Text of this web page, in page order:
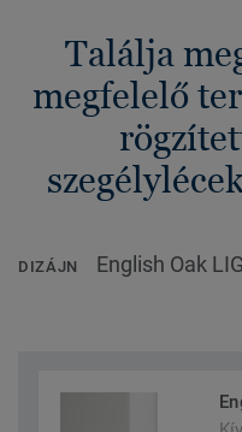
Találja
megfelelő
DIZÁJN English Oak